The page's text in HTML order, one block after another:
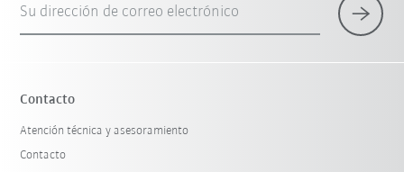
Su dirección de correo electrónico
Contacto
Atención técnica y asesoramiento
Contacto